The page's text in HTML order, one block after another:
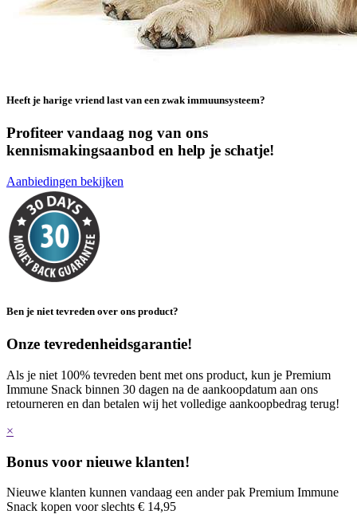
Heeft je harige vriend last van een zwak immuunsysteem?
Profiteer vandaag nog van ons
kennismakingsaanbod en help je schatje!
Aanbiedingen bekijken
Ben je niet tevreden over ons product?
Onze tevredenheidsgarantie!
Als je niet 100% tevreden bent met ons product, kun je Premium
Immune Snack binnen 30 dagen na de aankoopdatum aan ons
retourneren en dan betalen wij het volledige aankoopbedrag terug!
×
Bonus voor nieuwe klanten!
Nieuwe klanten kunnen vandaag een ander pak Premium Immune
Snack kopen voor slechts € 14,95